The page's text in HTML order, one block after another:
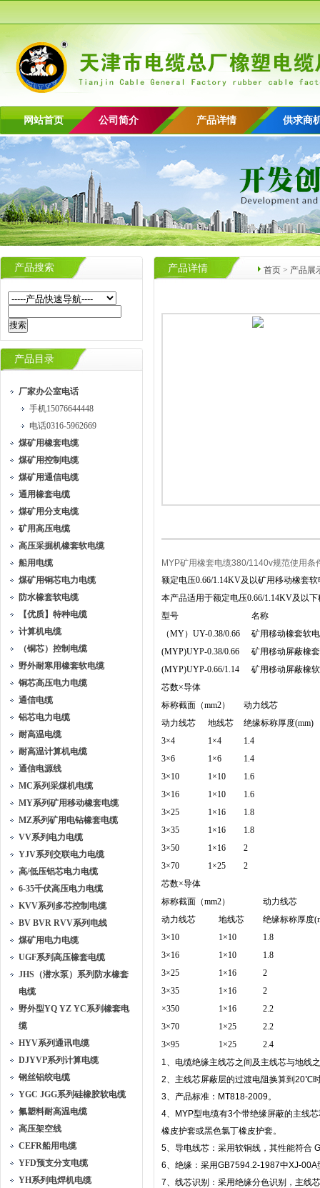
网站首页 公司简介 产品详情 供求商
产品搜索
产品目录
厂家办公室电话
手机15076644448
电话0316-5962669
煤矿用橡套电缆
煤矿用控制电缆
煤矿用通信电缆
通用橡套电缆
煤矿用分支电缆
矿用高压电缆
高压采掘机橡套软电缆
船用电缆
煤矿用铜芯电力电缆
防水橡套软电缆
【优质】特种电缆
计算机电缆
（铜芯）控制电缆
野外耐寒用橡套软电缆
铜芯高压电力电缆
通信电缆
铝芯电力电缆
耐高温电缆
耐高温计算机电缆
通信电源线
MC系列采煤机电缆
MY系列矿用移动橡套电缆
MZ系列矿用电钻橡套电缆
VV系列电力电缆
YJV系列交联电力电缆
高/低压铝芯电力电缆
6-35千伏高压电力电缆
KVV系列多芯控制电缆
BV BVR RVV系列电线
煤矿用电力电缆
UGF系列高压橡套电缆
JHS（潜水泵）系列防水橡套
电缆
野外型YQ YZ YC系列橡套电
缆
HYV系列通讯电缆
DJYVP系列计算电缆
钢丝铝绞电缆
YGC JGG系列硅橡胶软电缆
氟塑料耐高温电缆
高压架空线
CEFR船用电缆
YFD预支分支电缆
YH系列电焊机电缆
首页 > 产品展
产品详情
MYP矿用橡套电缆380/1140v规范使用条
额定电压0.66/1.14KV及以矿用移动橡套软
本产品适用于额定电压0.66/1.14KV及以
型号
名称
（MY）UY-0.38/0.66
矿用移动橡套软
(MYP)UYP-0.38/0.66
矿用移动屏蔽橡
(MYP)UYP-0.66/1.14
矿用移动屏蔽橡
芯数×导体
标称截面（mm2）
动力线芯
动力线芯
地线芯
绝缘标称厚度(mm)
3×4
1×4
1.4
3×6
1×6
1.4
3×10
1×10
1.6
3×16
1×10
1.6
3×25
1×16
1.8
3×35
1×16
1.8
3×50
1×16
2
3×70
1×25
2
芯数×导体
标称截面（mm2）
动力线芯
动力线芯
地线芯
绝缘标称厚度
3×10
1×10
1.8
3×16
1×10
1.8
3×25
1×16
2
3×35
1×16
2
×350
1×16
2.2
3×70
1×25
2.2
3×95
1×25
2.4
1、电缆绝缘主线芯之间及主线芯与地线
2、主线芯屏蔽层的过渡电阻换算到20℃
3、产品标准：MT818-2009。
4、MYP型电缆有3个带绝缘屏蔽的主线
橡皮护套或黑色氯丁橡皮护套。
5、导电线芯：采用软铜线，其性能符合
6、绝缘：采用GB7594.2-1987中XJ-00A
7、线芯识别：采用绝缘分色识别，主线